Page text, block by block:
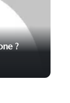
?